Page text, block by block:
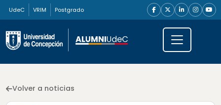
UdeC VRIM Postgrado
Volver a noticias